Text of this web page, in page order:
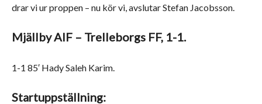
drar vi ur proppen – nu kör vi, avslutar Stefan Jacobsson.
Mjällby AIF – Trelleborgs FF, 1-1.
1-1 85′ Hady Saleh Karim.
Startuppställning: